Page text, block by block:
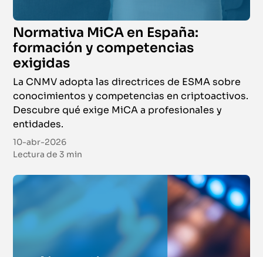
Normativa MiCA en España:
formación y competencias
exigidas
La CNMV adopta las directrices de ESMA sobre
conocimientos y competencias en criptoactivos.
Descubre qué exige MiCA a profesionales y
entidades.
10-abr-2026
Lectura de3 min